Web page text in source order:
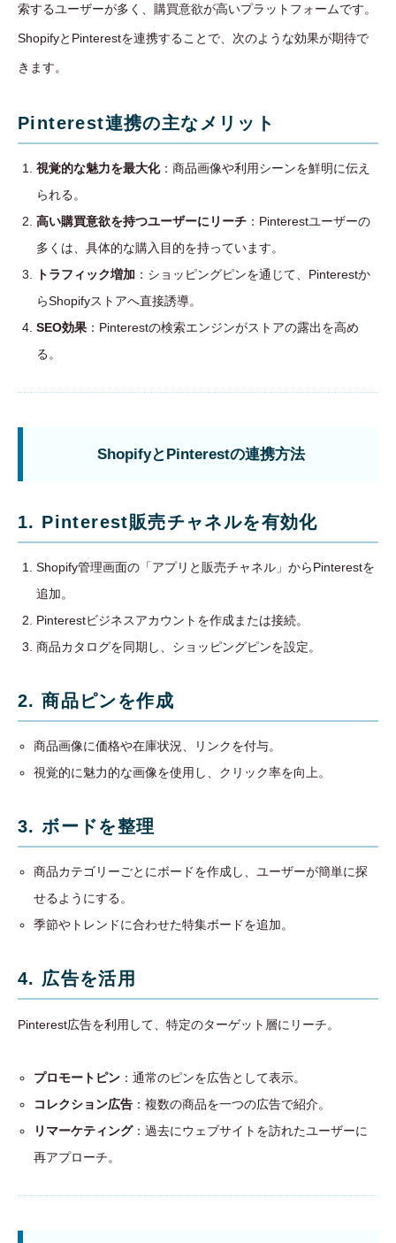
索するユーザーが多く、購買意欲が高いプラットフォームです。
ShopifyとPinterestを連携することで、次のような効果が期待で
きます。
Pinterest連携の主なメリット
視覚的な魅力を最大化：商品画像や利用シーンを鮮明に伝え
られる。
高い購買意欲を持つユーザーにリーチ ：Pinterestユーザーの
多くは、具体的な購入目的を持っています。
トラフィック増加 ：ショッピングピンを通じて、Pinterestか
らShopifyストアへ直接誘導。
SEO効果 ：Pinterestの検索エンジンがストアの露出を高め
る。
ShopifyとPinterestの連携方法
1. Pinterest販売チャネルを有効化
Shopify管理画面の「アプリと販売チャネル」からPinterestを
追加。
Pinterestビジネスアカウントを作成または接続。
商品カタログを同期し、ショッピングピンを設定。
2. 商品ピンを作成
商品画像に価格や在庫状況、リンクを付与。
視覚的に魅力的な画像を使用し、クリック率を向上。
3. ボードを整理
商品カテゴリーごとにボードを作成し、ユーザーが簡単に探
せるようにする。
季節やトレンドに合わせた特集ボードを追加。
4. 広告を活用
Pinterest広告を利用して、特定のターゲット層にリーチ。
プロモートピン ：通常のピンを広告として表示。
コレクション広告 ：複数の商品を一つの広告で紹介。
リマーケティング：過去にウェブサイトを訪れたユーザーに
再アプローチ。